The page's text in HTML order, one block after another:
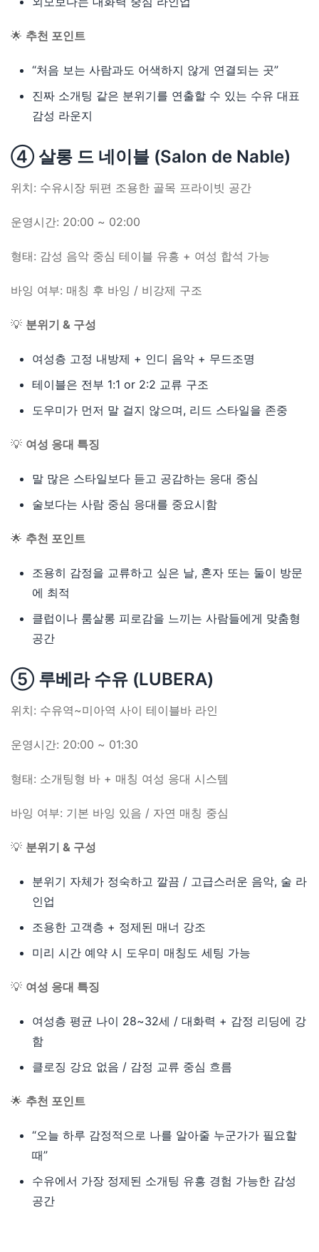
🌟 추천 포인트
“처음 보는 사람과도 어색하지 않게 연결되는 곳”
진짜 소개팅 같은 분위기를 연출할 수 있는 수유 대표
감성 라운지
④ 살롱 드 네이블 (Salon de Nable)
위치: 수유시장 뒤편 조용한 골목 프라이빗 공간
운영시간: 20:00 ~ 02:00
형태: 감성 음악 중심 테이블 유흥 + 여성 합석 가능
바잉 여부: 매칭 후 바잉 / 비강제 구조
💡 분위기 & 구성
여성층 고정 내방제 + 인디 음악 + 무드조명
테이블은 전부 1:1 or 2:2 교류 구조
도우미가 먼저 말 걸지 않으며, 리드 스타일을 존중
💡 여성 응대 특징
말 많은 스타일보다 듣고 공감하는 응대 중심
술보다는 사람 중심 응대를 중요시함
🌟 추천 포인트
조용히 감정을 교류하고 싶은 날, 혼자 또는 둘이 방문
에 최적
클럽이나 룸살롱 피로감을 느끼는 사람들에게 맞춤형
공간
⑤ 루베라 수유 (LUBERA)
위치: 수유역~미아역 사이 테이블바 라인
운영시간: 20:00 ~ 01:30
형태: 소개팅형 바 + 매칭 여성 응대 시스템
바잉 여부: 기본 바잉 있음 / 자연 매칭 중심
💡 분위기 & 구성
분위기 자체가 정숙하고 깔끔 / 고급스러운 음악, 술 라
인업
조용한 고객층 + 정제된 매너 강조
미리 시간 예약 시 도우미 매칭도 세팅 가능
💡 여성 응대 특징
여성층 평균 나이 28~32세 / 대화력 + 감정 리딩에 강
함
클로징 강요 없음 / 감정 교류 중심 흐름
🌟 추천 포인트
“오늘 하루 감정적으로 나를 알아줄 누군가가 필요할
때”
수유에서 가장 정제된 소개팅 유흥 경험 가능한 감성
공간